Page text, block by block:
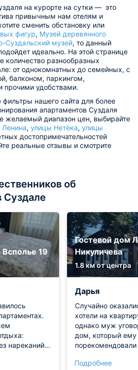
на курорте на сутки — это
привычным нам отелям и
сменить обстановку или
фигур, Музей деревянного
Суздальский музей, то данный
идеально. На этой странице
количество разнообразных
от однокомнатных до семейных, с
балконом, паркингом,
удобствами.
нашего сайта для более
апартаментов Суздаля
желаемый диапазон цен, выбирайте
, улицы Нетёка, улицы
достопримечательностей
реальные отзывы и смотрите
об
Суздале
19
нареканий,
шума
Гостевой дом
Никуличева
1.8 км от центра
Дарья
Случайно
хотели на
однако муж
дом, который ему
порекомендовали
буквально в
Подробнее